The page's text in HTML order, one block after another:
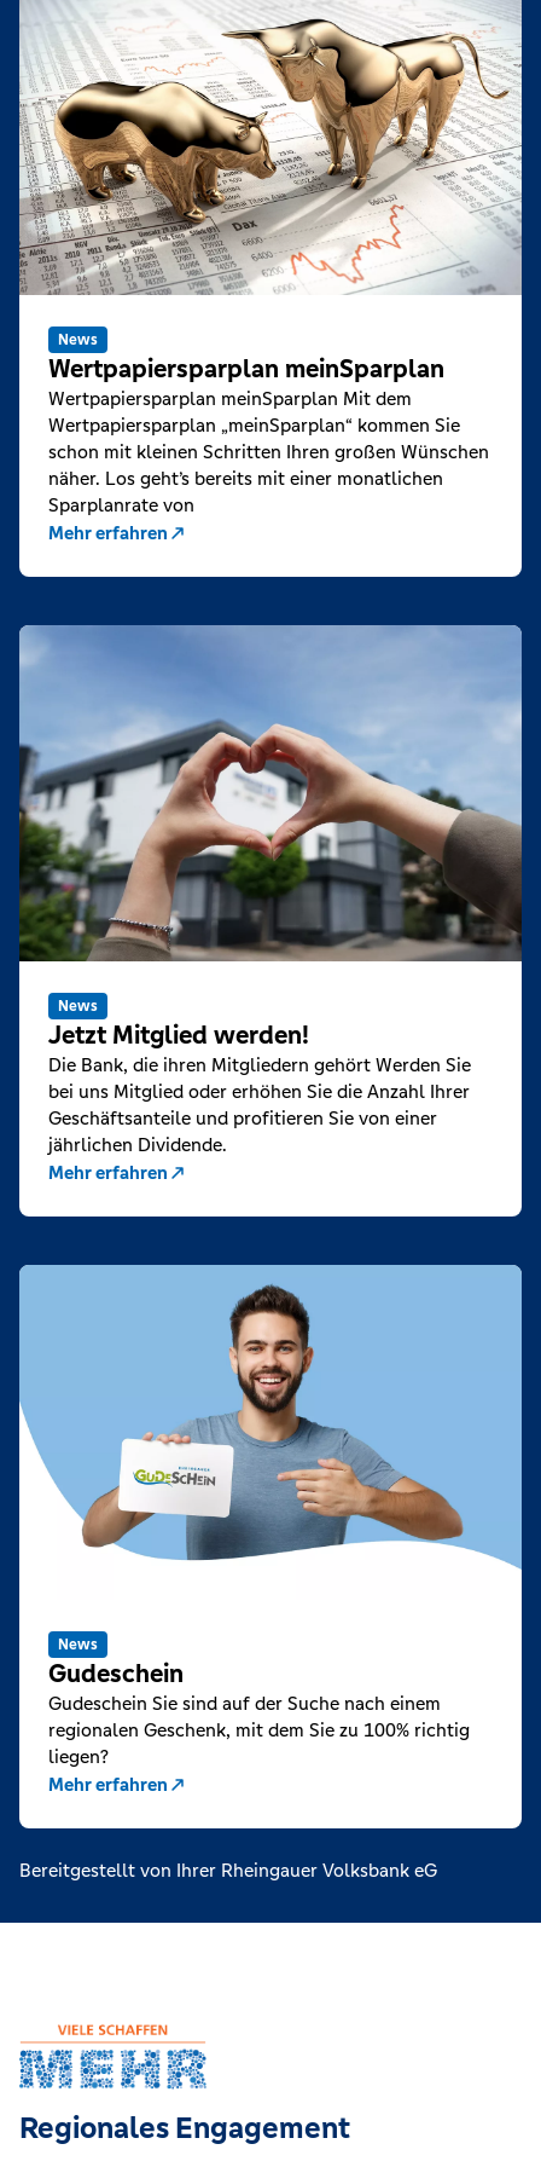
News
Wertpapiersparplan meinSparplan
Wertpapiersparplan meinSparplan Mit dem
Wertpapiersparplan „meinSparplan“ kommen Sie
schon mit kleinen Schritten Ihren großen Wünschen
näher. Los geht’s bereits mit einer monatlichen
Sparplanrate von
Mehr erfahren
News
Jetzt Mitglied werden!
Die Bank, die ihren Mitgliedern gehört Werden Sie
bei uns Mitglied oder erhöhen Sie die Anzahl Ihrer
Geschäftsanteile und profitieren Sie von einer
jährlichen Dividende.
Mehr erfahren
News
Gudeschein
Gudeschein Sie sind auf der Suche nach einem
regionalen Geschenk, mit dem Sie zu 100% richtig
liegen?
Mehr erfahren
Bereitgestellt von Ihrer Rheingauer Volksbank eG
Regionales Engagement